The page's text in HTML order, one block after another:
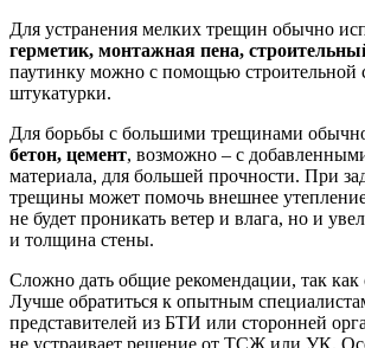
Для устранения мелких трещин обычно
герметик, монтажная пена,
паутинку можно с помощью строительной
штукатурки.
Для борьбы с большими трещинами
бетон, цемент, возможно – с
материала, для большей прочности. При
трещины может помочь внешнее
не будет проникать ветер и влага, но и
и толщина стены.
Сложно дать общие рекомендации, так как
Лучше обратиться к опытным
представителей из БТИ или сторонней
не устраивает решение от ТСЖ или УК.